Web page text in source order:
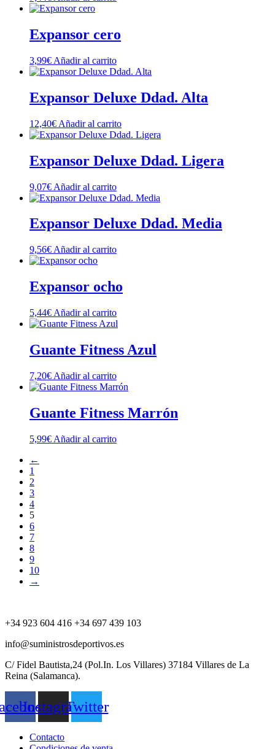
Expansor cero
3,99€ Añadir al carrito
Expansor Deluxe Ddad. Alta
12,40€ Añadir al carrito
Expansor Deluxe Ddad. Ligera
9,07€ Añadir al carrito
Expansor Deluxe Ddad. Media
9,56€ Añadir al carrito
Expansor ocho
5,44€ Añadir al carrito
Guante Fitness Azul
7,20€ Añadir al carrito
Guante Fitness Marrón
5,99€ Añadir al carrito
←
1
2
3
4
5
6
7
8
9
10
→
+34 923 604 416 +34 697 439 103
info@suministrosdeportivos.es
C/ Fidel Bautista,24 (Pol.In. Los Villares) 37184 Villares de La
Reina (Salamanca).
InstagramTwitter
Contacto